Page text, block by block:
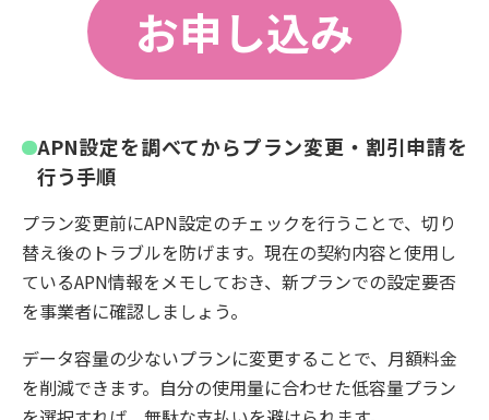
お申し込み
APN設定を調べてからプラン変更・割引申請を
行う手順
プラン変更前にAPN設定のチェックを行うことで、切り
替え後のトラブルを防げます。現在の契約内容と使用し
ているAPN情報をメモしておき、新プランでの設定要否
を事業者に確認しましょう。
データ容量の少ないプランに変更することで、月額料金
を削減できます。自分の使用量に合わせた低容量プラン